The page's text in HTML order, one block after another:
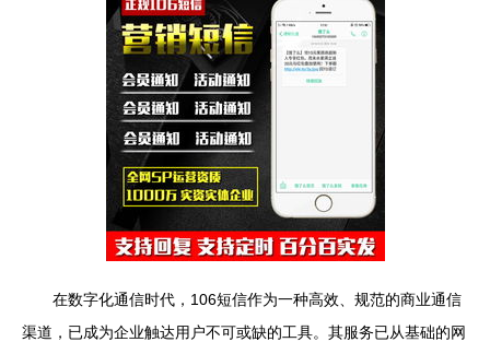
在数字化通信时代，106短信作为一种高效、规范的商业通信
渠道，已成为企业触达用户不可或缺的工具。其服务已从基础的网